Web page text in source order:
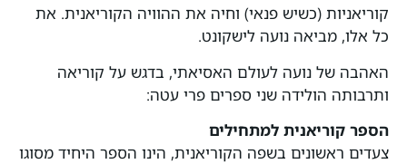
קוריאניות (כשיש פנאי) וחיה את ההוויה הקוריאנית. את
כל אלו, מביאה נועה לישקונט.
האהבה של נועה לעולם האסיאתי, בדגש על קוריאה
ותרבותה הולידה שני ספרים פרי עטה:
הספר קוריאנית למתחילים
צעדים ראשונים בשפה הקוריאנית, הינו הספר היחיד מסוגו